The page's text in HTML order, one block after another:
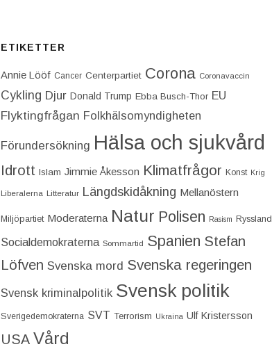
ETIKETTER
Annie Lööf Cancer Centerpartiet‎ Corona Coronavaccin
Cykling Djur Donald Trump Ebba Busch-Thor EU
Flyktingfrågan Folkhälsomyndigheten
Förundersökning Hälsa och sjukvård
Idrott Islam Jimmie Åkesson Klimatfrågor Konst Krig
Liberalerna Litteratur Längdskidåkning Mellanöstern
Miljöpartiet Moderaterna Natur Polisen Rasism Ryssland
Socialdemokraterna Sommartid Spanien Stefan
Löfven Svenska mord Svenska regeringen
Svensk kriminalpolitik Svensk politik
Sverigedemokraterna SVT Terrorism Ukraina Ulf Kristersson
USA Vård